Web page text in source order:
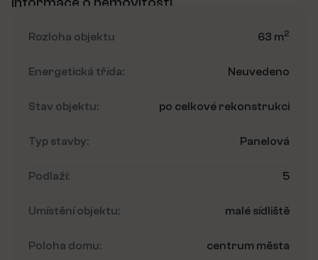
Rozloha objektu 63 m2
Energetická třída: Neuvedeno
Stav objektu: po celkové rekonstrukci
Typ stavby: Panelová
Podlaží: 5
Umístění objektu: malé sídliště
Poloha domu: centrum města